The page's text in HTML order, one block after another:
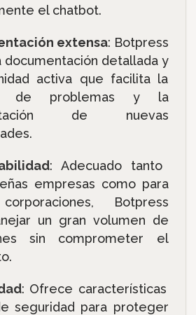
el chatbot.
extensa: Botpress
documentación detallada y
activa que facilita la
de problemas y la
de nuevas
: Adecuado tanto
empresas como para
Botpress
un gran volumen de
sin comprometer el
: Ofrece características
seguridad para proteger